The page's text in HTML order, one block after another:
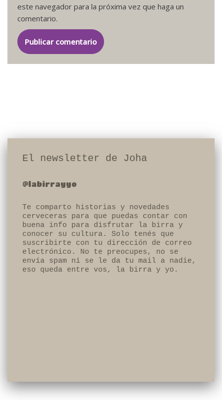
este navegador para la próxima vez que haga un
comentario.
El newsletter de Joha
@labirrayyo
Te comparto historias y novedades
cerveceras para que puedas contar con
buena info para disfrutar la birra y
conocer su cultura. Solo tenés que
suscribirte con tu dirección de correo
electrónico. No te preocupes, no se
envía spam ni se le da tu mail a nadie,
eso queda entre vos, la birra y yo.